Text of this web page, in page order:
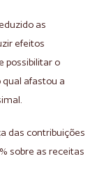
as
efeitos
possibilitar o
afastou a
das contribuições
sobre as receitas